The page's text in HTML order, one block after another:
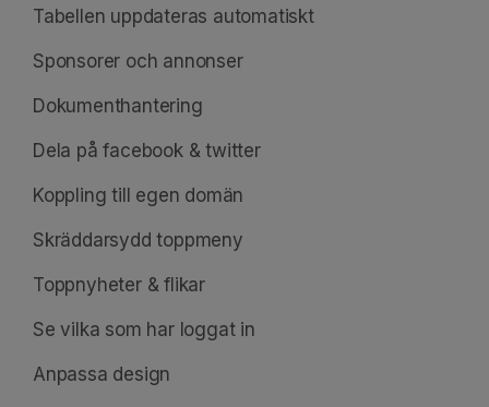
Tabellen uppdateras automatiskt
Sponsorer och annonser
Dokumenthantering
Dela på facebook & twitter
Koppling till egen domän
Skräddarsydd toppmeny
Toppnyheter & flikar
Se vilka som har loggat in
Anpassa design